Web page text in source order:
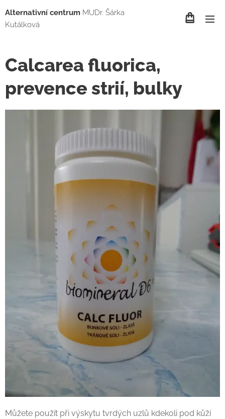
Alternativní centrum MUDr. Šárka
Kutálková
Calcarea fluorica,
prevence strií, bulky
Můžete použít při výskytu tvrdých uzlů kdekoli pod kůží